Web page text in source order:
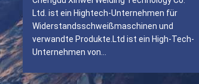
Ltd. ist ein Hightech-Unternehmen für
Widerstandsschweißmaschinen und
verwandte Produkte.Ltd ist ein High-Tech-
Unternehmen von
verwandte Produkte integriert mit der